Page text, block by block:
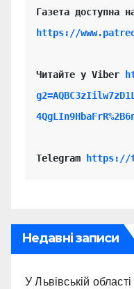
https://
Читайте у Viber
Telegram https://
Недавні записи
У Львівській